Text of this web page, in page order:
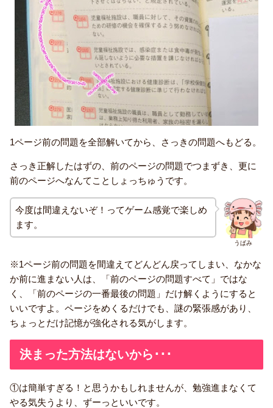
1ページ前の問題を全部解いてから、さっきの問題へもどる。
さっき正解したはずの、前のページの問題でつまずき、更に
前のページへなんてことしょっちゅうです。
うぱみ
今度は間違えないぞ！ってゲーム感覚で楽しめ
ます。
※1ページ前の問題を間違えてどんどん戻ってしまい、なかな
か前に進まない人は、「前のページの問題すべて」ではな
く、「前のページの一番最後の問題」だけ解くようにすると
いいですよ。ページをめくるだけでも、謎の緊張感があり、
ちょっとだけ記憶が強化される気がします。
決まった方法はないから･･･
①は簡単すぎる！と思うかもしれませんが、勉強進まなくて
やる気失うより、ずーっといいです。